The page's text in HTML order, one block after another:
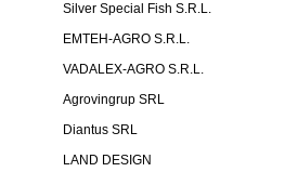
Silver Special Fish S.R.L.
EMTEH-AGRO S.R.L.
VADALEX-AGRO S.R.L.
Agrovingrup SRL
Diantus SRL
LAND DESIGN